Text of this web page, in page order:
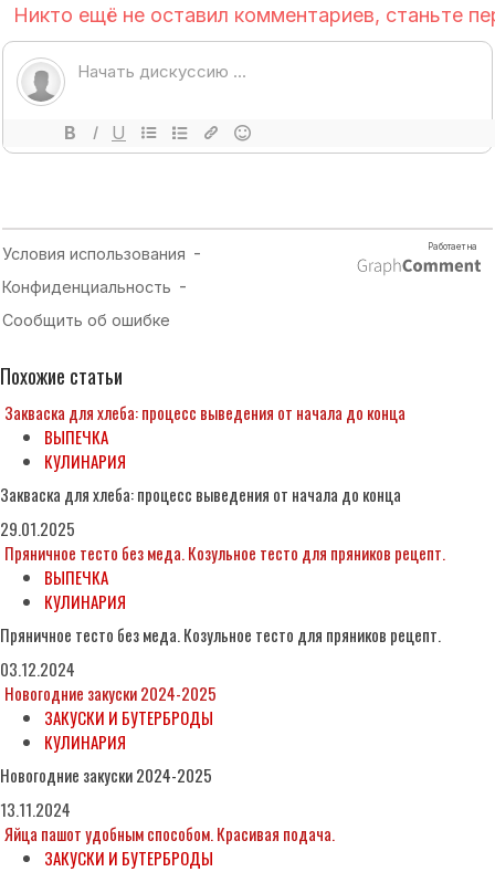
Похожие статьи
Закваска для хлеба: процесс выведения от начала до конца
ВЫПЕЧКА
КУЛИНАРИЯ
Закваска для хлеба: процесс выведения от начала до конца
29.01.2025
Пряничное тесто без меда. Козульное тесто для пряников рецепт.
ВЫПЕЧКА
КУЛИНАРИЯ
Пряничное тесто без меда. Козульное тесто для пряников рецепт.
03.12.2024
Новогодние закуски 2024-2025
ЗАКУСКИ И БУТЕРБРОДЫ
КУЛИНАРИЯ
Новогодние закуски 2024-2025
13.11.2024
Яйца пашот удобным способом. Красивая подача.
ЗАКУСКИ И БУТЕРБРОДЫ